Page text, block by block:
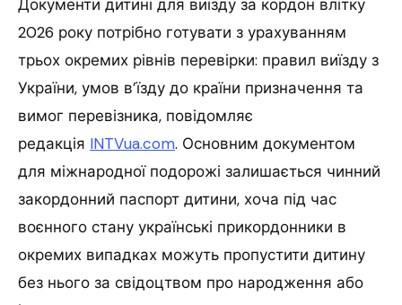
Документи дитині для виїзду за кордон влітку
2026 року потрібно готувати з урахуванням
трьох окремих рівнів перевірки: правил виїзду з
України, умов в’їзду до країни призначення та
вимог перевізника, повідомляє
редакція INTVua.com. Основним документом
для міжнародної подорожі залишається чинний
закордонний паспорт дитини, хоча під час
воєнного стану українські прикордонники в
окремих випадках можуть пропустити дитину
без нього за свідоцтвом про народження або